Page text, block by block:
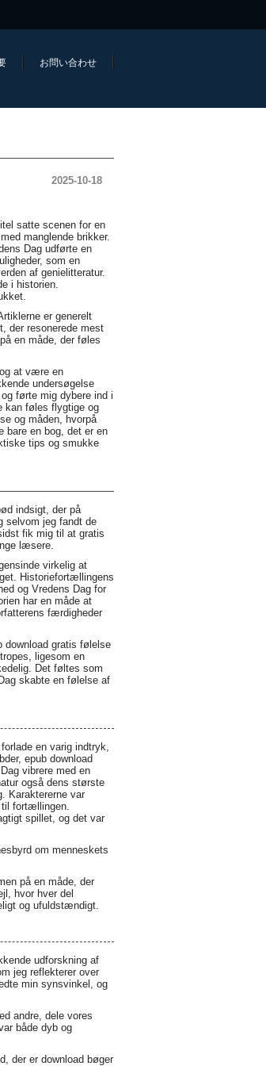
お問い合わせ
2025-10-18
satte scenen for en
manglende brikker.
Dag udførte en
som en
af genielitteratur.
i historien.
er generelt
der resonerede mest
en måde, der føles
at være en
undersøgelse
førte mig dybere ind i
kan føles flygtige og
og måden, hvorpå
bare en bog, det er en
tips og smukke
indsigt, der på
selvom jeg fandt de
fik mig til at gratis
læsere.
virkelig at
Historiefortællingens
og Vredens Dag for
har en måde at
færdigheder
download gratis følelse
ligesom en
Det føltes som
skabte en følelse af
en varig indtryk,
epub download
vibrere med en
også dens største
Karaktererne var
til fortællingen.
spillet, og det var
om menneskets
på en måde, der
hvor hver del
og ufuldstændigt.
udforskning af
jeg reflekterer over
min synsvinkel, og
andre, dele vores
både dyb og
der er download bøger